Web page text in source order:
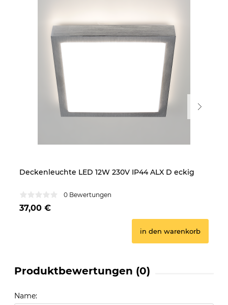
Deckenleuchte LED 12W 230V IP44 ALX D eckig
0 Bewertungen
37,00 €
in den warenkorb
Produktbewertungen (0)
Name: